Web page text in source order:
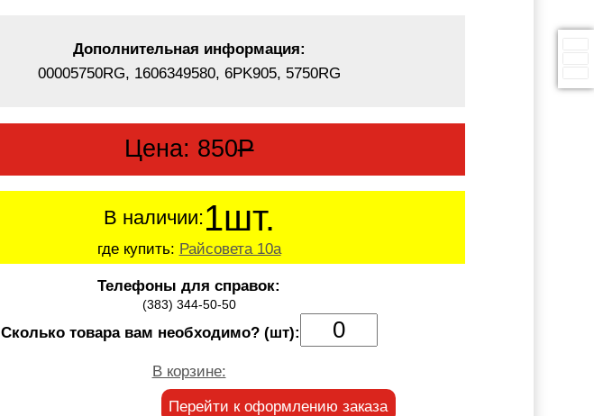
Дополнительная информация:
00005750RG, 1606349580, 6PK905, 5750RG
Цена: 850Р
В наличии:1шт.
где купить: Райсовета 10а
Телефоны для справок:
(383) 344-50-50
Сколько товара вам необходимо? (шт):
В корзине:
Перейти к оформлению заказа